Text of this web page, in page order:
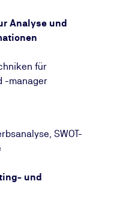
und -
an den
und Techniken zur
Informationen.
und setzen
Analyse und
für
-manager
SWOT-
und